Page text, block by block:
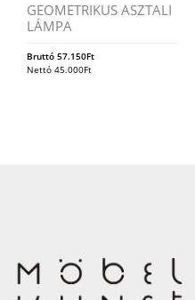
GEOMETRIKUS ASZTALI
LÁMPA
Bruttó 57.150Ft
Nettó 45.000Ft